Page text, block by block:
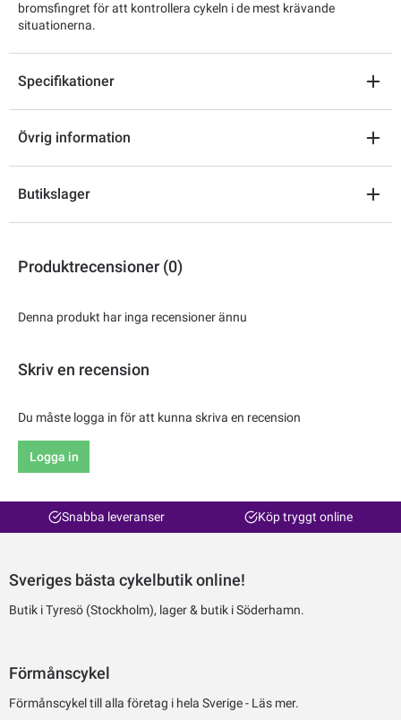
bromsfingret för att kontrollera cykeln i de mest krävande
situationerna.
Specifikationer
Övrig information
Butikslager
Produktrecensioner (0)
Denna produkt har inga recensioner ännu
Skriv en recension
Du måste logga in för att kunna skriva en recension
Logga in
Snabba leveranser Köp tryggt online
Sveriges bästa cykelbutik online!
Butik i Tyresö (Stockholm), lager & butik i Söderhamn.
Förmånscykel
Förmånscykel till alla företag i hela Sverige - Läs mer.